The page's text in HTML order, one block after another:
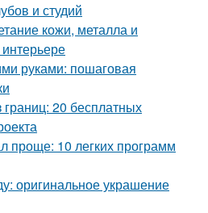
и студий
кожи, металла и
руками: пошаговая
20 бесплатных
проще: 10 легких программ
оригинальное украшение